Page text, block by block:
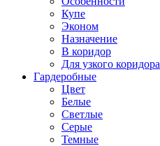
Купе
Эконом
Назначение
В коридор
Для узкого коридора
Гардеробные
Цвет
Белые
Светлые
Серые
Темные